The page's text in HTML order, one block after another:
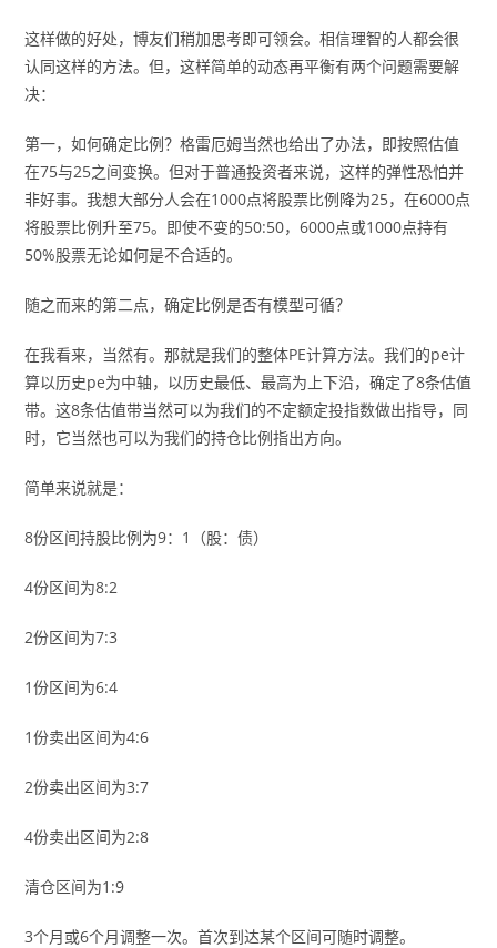
这样做的好处，博友们稍加思考即可领会。相信理智的人都会很
认同这样的方法。但，这样简单的动态再平衡有两个问题需要解
决：
第一，如何确定比例？格雷厄姆当然也给出了办法，即按照估值
在75与25之间变换。但对于普通投资者来说，这样的弹性恐怕并
非好事。我想大部分人会在1000点将股票比例降为25，在6000点
将股票比例升至75。即使不变的50:50，6000点或1000点持有
50%股票无论如何是不合适的。
随之而来的第二点，确定比例是否有模型可循？
在我看来，当然有。那就是我们的整体PE计算方法。我们的pe计
算以历史pe为中轴，以历史最低、最高为上下沿，确定了8条估值
带。这8条估值带当然可以为我们的不定额定投指数做出指导，同
时，它当然也可以为我们的持仓比例指出方向。
简单来说就是：
8份区间持股比例为9：1（股：债）
4份区间为8:2
2份区间为7:3
1份区间为6:4
1份卖出区间为4:6
2份卖出区间为3:7
4份卖出区间为2:8
清仓区间为1:9
3个月或6个月调整一次。首次到达某个区间可随时调整。